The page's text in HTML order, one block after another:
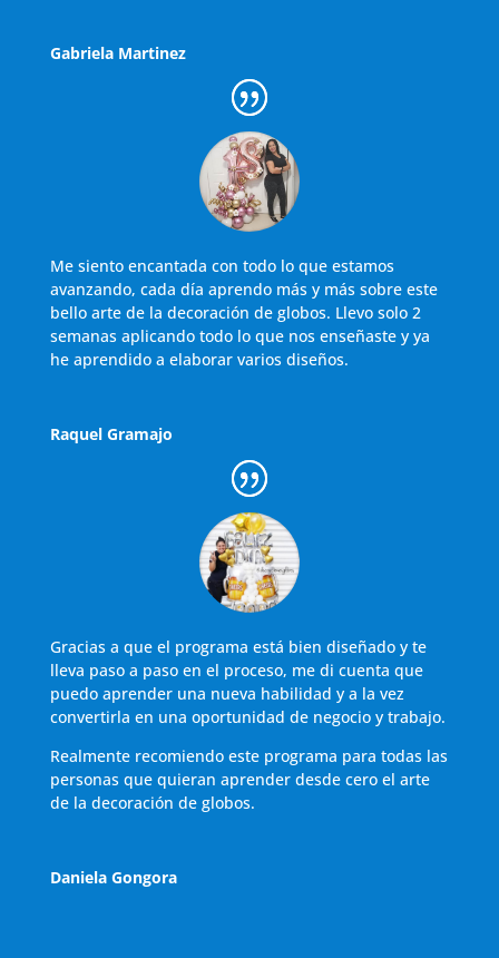
Gabriela Martinez
Me siento encantada con todo lo que estamos
avanzando, cada día aprendo más y más sobre este
bello arte de la decoración de globos. Llevo solo 2
semanas aplicando todo lo que nos enseñaste y ya
he aprendido a elaborar varios diseños.
Raquel Gramajo
Gracias a que el programa está bien diseñado y te
lleva paso a paso en el proceso, me di cuenta que
puedo aprender una nueva habilidad y a la vez
convertirla en una oportunidad de negocio y trabajo.
Realmente recomiendo este programa para todas las
personas que quieran aprender desde cero el arte
de la decoración de globos.
Daniela Gongora